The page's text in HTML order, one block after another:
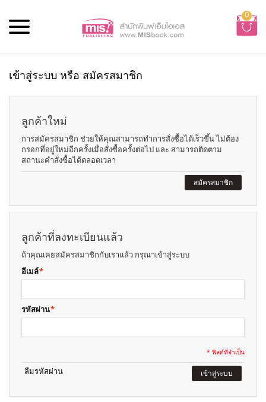
0
เข้าสู่ระบบ หรือ สมัครสมาชิก
ลูกค้าใหม่
การสมัครสมาชิก ช่วยให้คุณสามารถทำการสั่งซื้อได้เร็วขึ้น ไม่ต้อง
กรอกที่อยู่ใหม่อีกครั้งเมื่อสั่งซื้อครั้งต่อไป และ สามารถติดตาม
สถานะคำสั่งซื้อได้ตลอดเวลา
สมัครสมาชิก
ลูกค้าที่ลงทะเบียนแล้ว
ถ้าคุณเคยสมัครสมาชิกกับเราแล้ว กรุณาเข้าสู่ระบบ
*
อีเมล์
*
รหัสผ่าน
* ฟิลด์ที่จำเป็น
ลืมรหัสผ่าน เข้าสู่ระบบ